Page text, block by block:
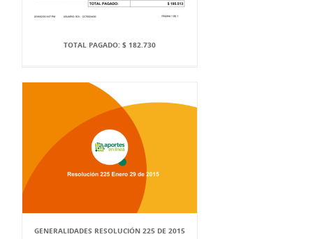
TOTAL PAGADO: $ 182.730
GENERALIDADES RESOLUCIÓN 225 DE 2015